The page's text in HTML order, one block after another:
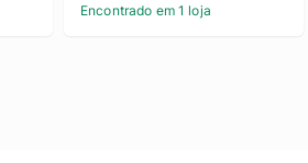
Encontrado em 1 loja